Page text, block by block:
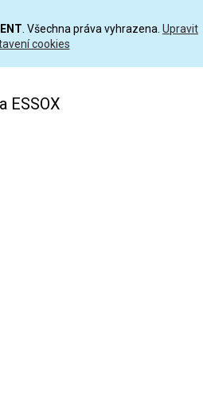
. Všechna práva vyhrazena. Upravit
cookies
ESSOX